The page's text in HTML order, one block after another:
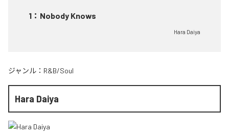
1 ： Nobody Knows
Hara Daiya
ジャンル： R&B/Soul
Hara Daiya